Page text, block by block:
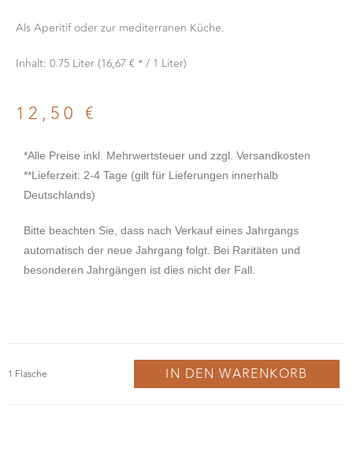
**Lieferzeit: 2-4 Tage (gilt für Lieferungen innerhalb
Deutschlands)
automatisch der neue Jahrgang folgt. Bei Raritäten und
besonderen Jahrgängen ist dies nicht der Fall.